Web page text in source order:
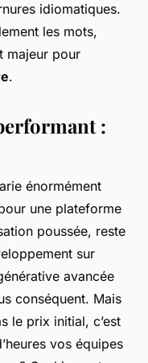
idiomatiques.
les mots,
majeur pour
.
:
énormément
une plateforme
poussée, reste
sur
avancée
conséquent. Mais
le prix initial, c’est
vos équipes